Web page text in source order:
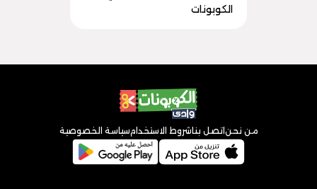
الكوبونات
من نحن اتصل بنا شروط الاستخدامسياسة الخصوصية